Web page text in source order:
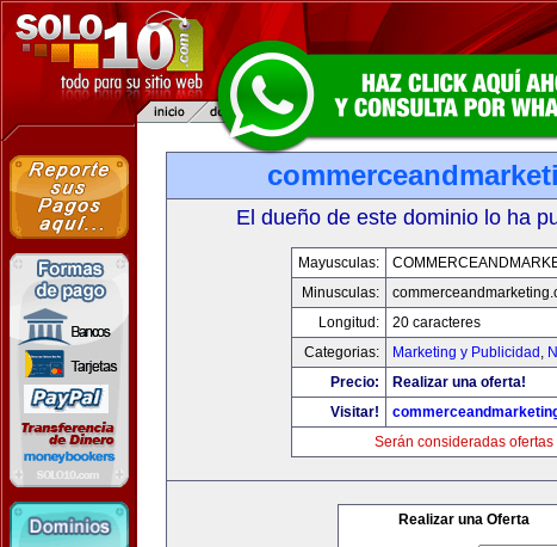
El dueño de este dominio lo ha
Mayusculas:
Minusculas:
Longitud:
20 caracteres
Categorias:
Marketing y Publicidad ,
Precio:
Realizar una oferta!
Visitar!
Serán consideradas ofertas
Realizar una Oferta